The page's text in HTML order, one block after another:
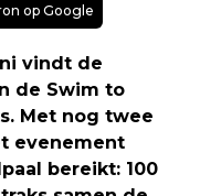
op Google
vindt de
de Swim to
Met nog twee
evenement
bereikt: 100